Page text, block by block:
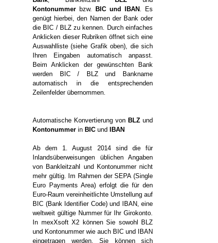
Kontonummer bzw. BIC und IBAN . Es
genügt hierbei, den Namen der Bank oder
die BIC / BLZ zu kennen. Durch einfaches
Anklicken dieser Rubriken öffnet sich eine
Auswahlliste (siehe Grafik oben), die sich
Ihren Eingaben automatisch anpasst.
Beim Anklicken der gewünschten Bank
werden BIC / BLZ und Bankname
automatisch in die entsprechenden
Zeilenfelder übernommen.
Automatische Konvertierung von BLZ und
Kontonummer in BIC und IBAN
Ab dem 1. August 2014 sind die für
Inlandsüberweisungen üblichen Angaben
von Bankleitzahl und Kontonummer nicht
mehr gültig. Im Rahmen der SEPA (Single
Euro Payments Area) erfolgt die für den
Euro-Raum vereinheitlichte Umstellung auf
BIC (Bank Identifier Code) und IBAN, eine
weltweit gültige Nummer für Ihr Girokonto.
In mexXsoft X2 können Sie sowohl BLZ
und Kontonummer wie auch BIC und IBAN
eingetragen werden. Sie können sich